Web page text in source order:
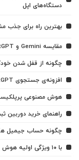
دستگاه‌های اپل
بهترین راه برای جذب
مقایسه Gemini و ChatGPT: کدام یک بهتر است؟
چگونه از قفل شدن خودکار ویندوز 11 یا
افزونه‌ی جستجوی ChatGPT برای گوگل کروم معرفی شد
هوش مصنوعی
راهنمای خرید دوربین
چگونه حساب جیمیل هک
با ۱۰ ویژگی اولیه هوش اپل (Apple Intelligence) آشنا شوید